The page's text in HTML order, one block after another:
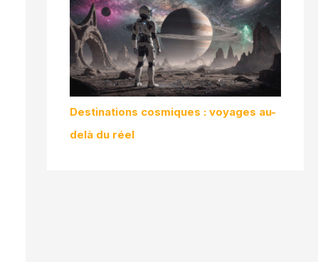
Destinations cosmiques : voyages au-
delà du réel